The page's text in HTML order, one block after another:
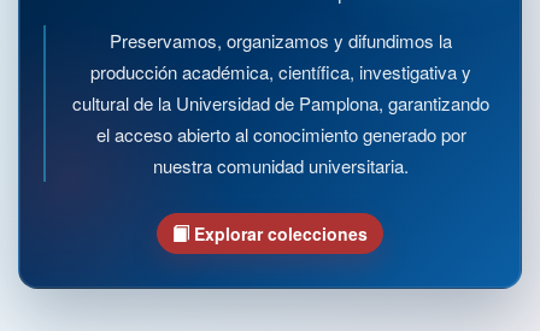
Preservamos, organizamos y difundimos la
producción académica, científica, investigativa y
cultural de la Universidad de Pamplona, garantizando
el acceso abierto al conocimiento generado por
nuestra comunidad universitaria.
Explorar colecciones